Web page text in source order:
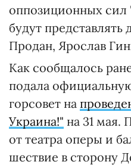
оппозиционных сил
будут представлять
Продан, Ярослав
Как сообщалось
подала
горсовет на
Украина!" на 31 мая.
от театра оперы и
шествие в сторону